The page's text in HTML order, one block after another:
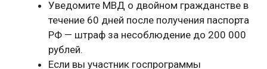
Уведомите МВД о двойном гражданстве в
течение 60 дней после получения паспорта
РФ — штраф за несоблюдение до 200 000
рублей.
Если вы участник госпрограммы